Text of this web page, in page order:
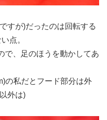
すが)だったのは回転する
点。
で、足のほうを動かしてあ
の私だとフード部分は外
外は)